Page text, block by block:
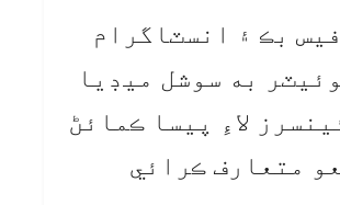
بڪ ۽ انسٽاگرام
به سوشل ميڊيا
لاءِ پيسا ڪمائڻ
متعارف ڪرائي